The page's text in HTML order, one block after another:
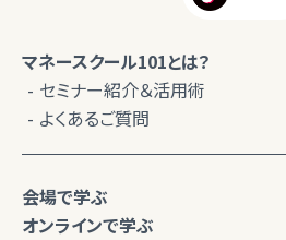
マネースクール101とは？
セミナー紹介＆活用術
よくあるご質問
会場で学ぶ
オンラインで学ぶ